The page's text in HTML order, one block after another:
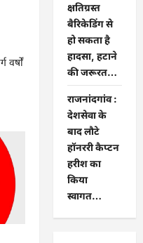
वर्षों
क्षतिग्रस्त
बैरिकेडिंग से
हो सकता है
हादसा, हटाने
की जरूरत…
राजनांदगांव :
देशसेवा के
बाद लौटे
हॉनररी कैप्टन
हरीश का
किया
स्वागत…